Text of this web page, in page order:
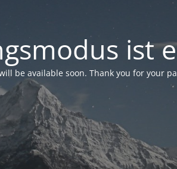
ist
be available soon. Thank you for your